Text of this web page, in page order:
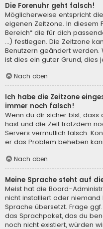
Die Forenuhr geht falsch!
Möglicherweise entspricht
eigenen Zeitzone. In diesem
Bereich“ die für dich
...) festlegen. Die Zeitzone
Benutzern geändert werden.
ist dies ein guter Grund, dies
Nach oben
Ich habe die Zeitzone
immer noch falsch!
Wenn du dir sicher bist,
hast und die Zeit trotzdem
Servers vermutlich falsch.
er das Problem beheben
Nach oben
Meine Sprache steht auf
Meist hat die Board-
nicht installiert oder
Sprache übersetzt. Frage
das Sprachpaket, das du
noch nicht existiert, würden